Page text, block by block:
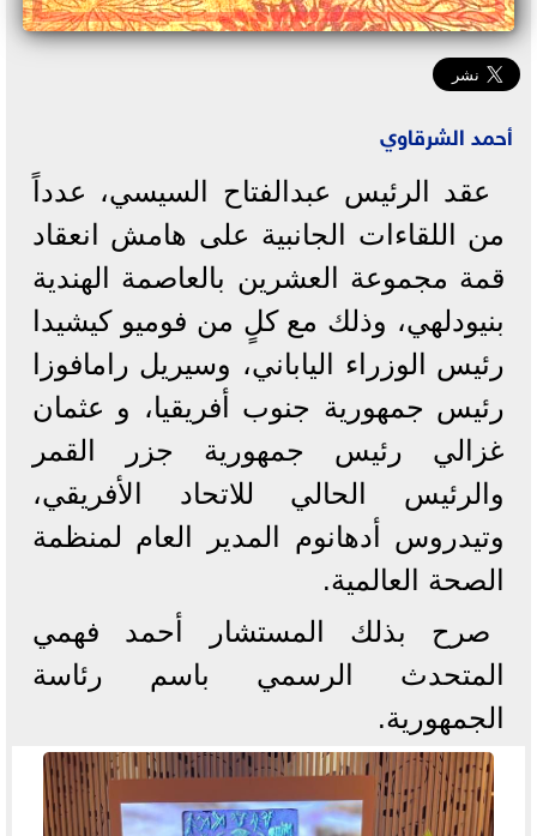
أحمد الشرقاوي
عقد الرئيس عبدالفتاح السيسي، عدداً
من اللقاءات الجانبية على هامش انعقاد
قمة مجموعة العشرين بالعاصمة الهندية
بنيودلهي، وذلك مع كلٍ من فوميو كيشيدا
رئيس الوزراء الياباني، وسيريل رامافوزا
رئيس جمهورية جنوب أفريقيا، و عثمان
غزالي رئيس جمهورية جزر القمر
والرئيس الحالي للاتحاد الأفريقي،
وتيدروس أدهانوم المدير العام لمنظمة
الصحة العالمية.
صرح بذلك المستشار أحمد فهمي
المتحدث الرسمي باسم رئاسة
الجمهورية.